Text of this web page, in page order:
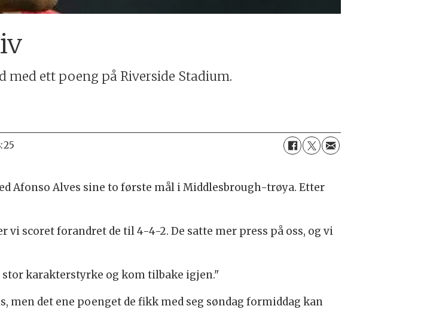
med ett poeng på Riverside Stadium.
Afonso Alves sine to første mål i Middlesbrough-trøya. Etter
vi scoret forandret de til 4-4-2. De satte mer press på oss, og vi
karakterstyrke og kom tilbake igjen."
men det ene poenget de fikk med seg søndag formiddag kan